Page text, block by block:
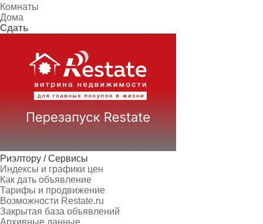
Комнаты
Дома
Сдать
Риэлтору / Сервисы
Индексы и графики цен
Как дать объявление
Тарифы и продвижение
Возможности Restate.ru
Закрытая база объявлений
Архивные данные